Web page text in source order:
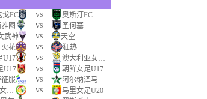
戈FC vs 奥斯汀FC
图 vs 圣何塞
武神 vs 天空
火花 vs 狂热
U17 vs 澳大利亚女足U17
U17 vs 朝鲜女足U17
征服 vs 阿尔纳泽马
塞内加尔女足U20 vs 马里女足U20